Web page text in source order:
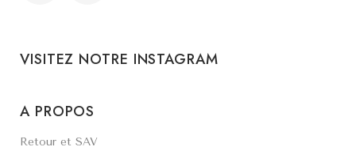
VISITEZ NOTRE INSTAGRAM
A PROPOS
Retour et SAV